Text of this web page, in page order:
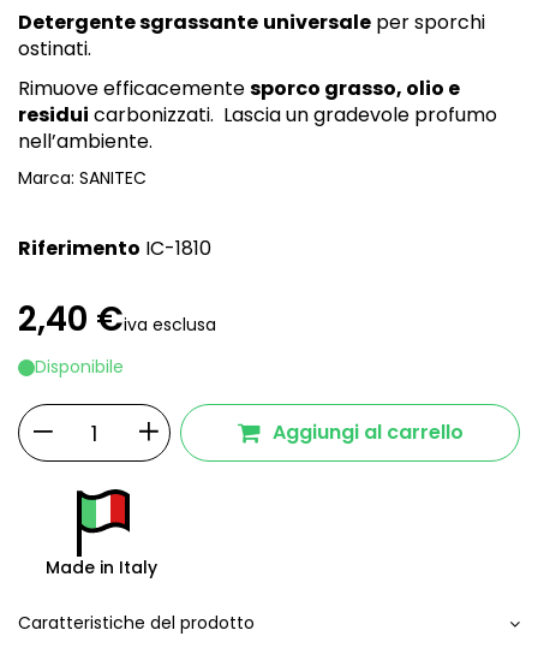
Detergente sgrassante universale per sporchi
ostinati.
Rimuove efficacementesporco grasso, olio e
residui carbonizzati. Lascia un gradevole profumo
nell’ambiente.
Marca: SANITEC
Riferimento IC-1810
2,40 €iva esclusa
Disponibile
Aggiungi al carrello
Made in Italy
Caratteristiche del prodotto